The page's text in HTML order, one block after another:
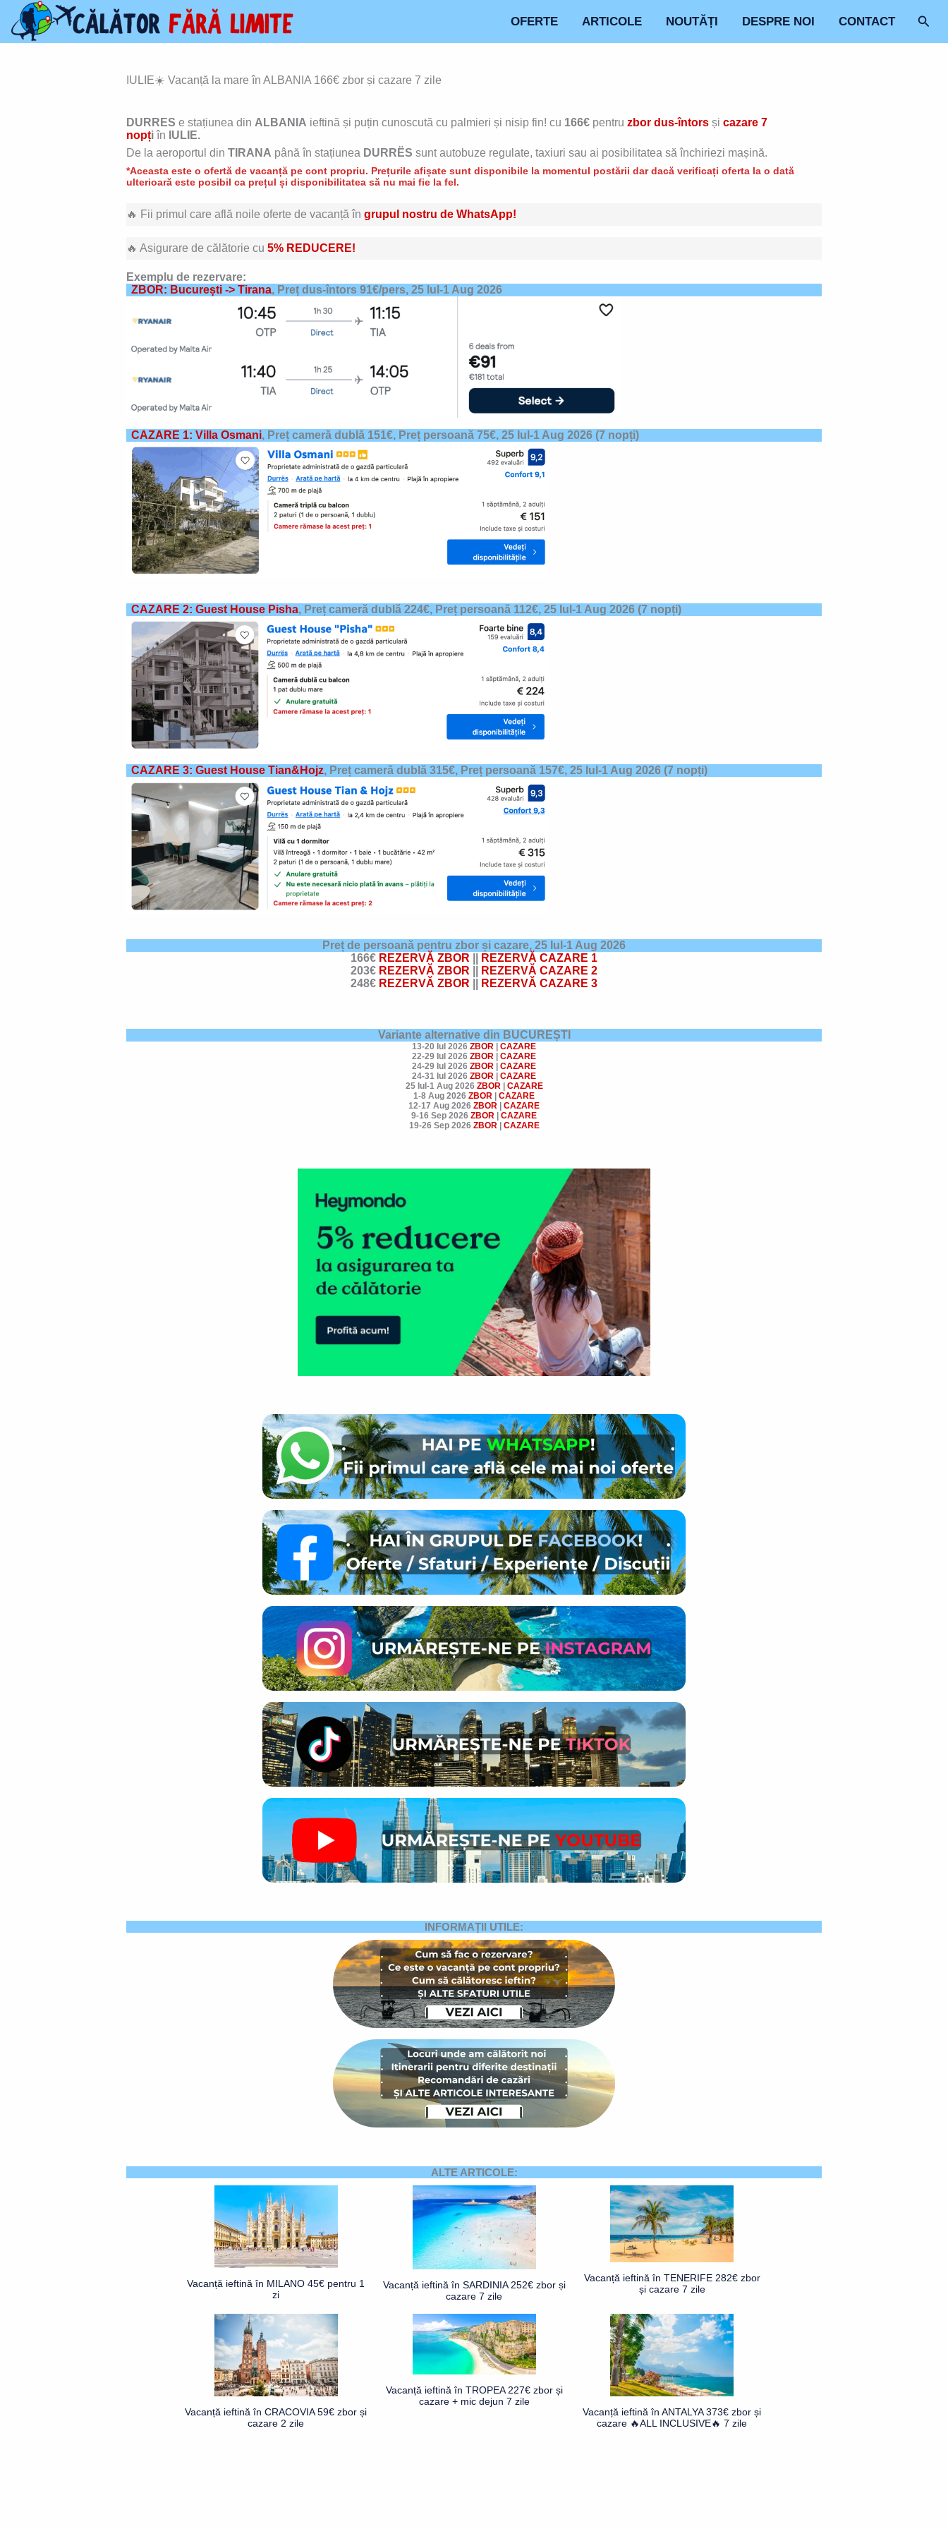
content
OFERTE ARTICOLE NOUTĂȚI DESPRE NOI CONTACT
IULIE☀️ Vacanță la mare în ALBANIA 166€ zbor și cazare 7 zile
DURRES e stațiunea din ALBANIA ieftină și puțin cunoscută cu palmieri și nisip fin! cu 166€ pentru zbor dus-întorsși cazare 7
nopțiîn IULIE.
De la aeroportul din TIRANA până în stațiuneaDURRËS sunt autobuze regulate, taxiuri sau ai posibilitatea să închiriezi mașină.
*Aceasta este o ofertă de vacanță pe cont propriu. Prețurile afișate sunt disponibile la momentul postării dar dacă verificați oferta la o dată
ulterioară este posibil ca prețul și disponibilitatea să nu mai fie la fel.
🔥 Fii primul care află noile oferte de vacanță în grupul nostru de WhatsApp!
🔥 Asigurare de călătorie cu 5% REDUCERE!
Exemplu de rezervare:
ZBOR: București -> Tirana, Preț dus-întors 91€/pers, 25 Iul-1 Aug 2026
CAZARE 1: Villa Osmani, Preț cameră dublă 151€, Preț persoană 75€, 25 Iul-1 Aug 2026(7 nopți)
CAZARE 2: Guest House Pisha, Preț cameră dublă 224€, Preț persoană 112€, 25 Iul-1 Aug 2026(7 nopți)
CAZARE 3: Guest House Tian&Hojz, Preț cameră dublă 315€, Preț persoană 157€, 25 Iul-1 Aug 2026(7 nopți)
Preț de persoană pentru zbor și cazare, 25 Iul-1 Aug 2026
166€ REZERVĂ ZBOR
REZERVĂ CAZARE 1
203€ REZERVĂ ZBOR
REZERVĂ CAZARE 2
248€ REZERVĂ ZBOR REZERVĂ CAZARE 3
Variante alternative din BUCUREȘTI
13-20 Iul 2026 ZBOR | CAZARE
22-29 Iul 2026 ZBOR | CAZARE
24-29 Iul 2026 ZBOR | CAZARE
24-31 Iul 2026 ZBOR | CAZARE
25 Iul-1 Aug 2026 ZBOR | CAZARE
1-8 Aug 2026 ZBOR | CAZARE
12-17 Aug 2026 ZBOR | CAZARE
9-16 Sep 2026 ZBOR | CAZARE
19-26 Sep 2026 ZBOR | CAZARE
INFORMAȚII UTILE:
ALTE ARTICOLE:
Vacanță ieftină în MILANO 45€ pentru 1
zi
Vacanță ieftină în SARDINIA 252€ zbor și
cazare 7 zile
Vacanță ieftină în TENERIFE 282€ zbor
și cazare 7 zile
Vacanță ieftină în CRACOVIA 59€ zbor și
cazare 2 zile
Vacanță ieftină în TROPEA 227€ zbor și
cazare + mic dejun 7 zile
Vacanță ieftină în ANTALYA 373€ zbor și
cazare 🔥ALL INCLUSIVE🔥 7 zile